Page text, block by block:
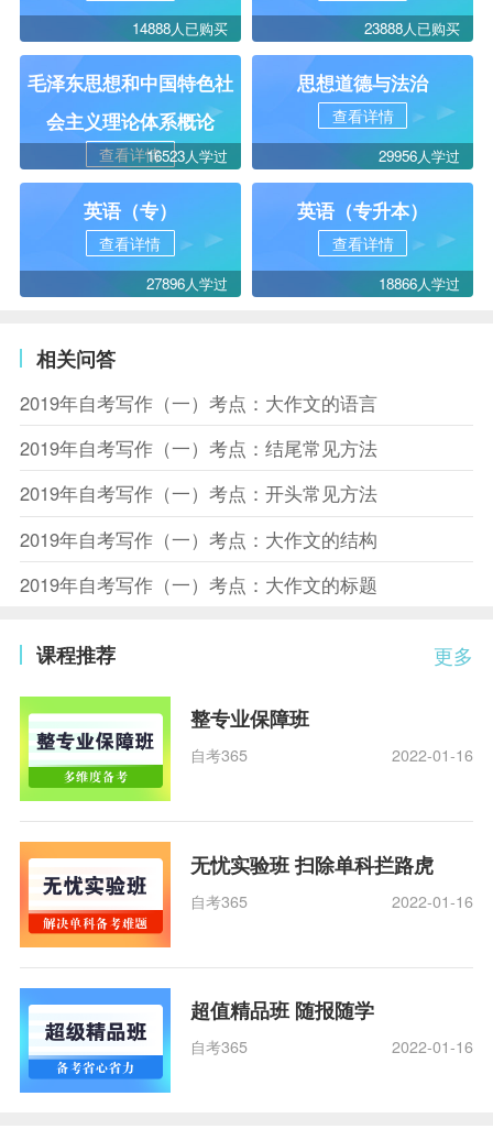
14888人已购买 23888人已购买
毛泽东思想和中国特色社
会主义理论体系概论
查看详情16523人学过
思想道德与法治
查看详情
29956人学过
英语（专）
查看详情
27896人学过
英语（专升本）
查看详情
18866人学过
相关问答
2019年自考写作（一）考点：大作文的语言
2019年自考写作（一）考点：结尾常见方法
2019年自考写作（一）考点：开头常见方法
2019年自考写作（一）考点：大作文的结构
2019年自考写作（一）考点：大作文的标题
更多
课程推荐
整专业保障班
自考365 2022-01-16
无忧实验班 扫除单科拦路虎
自考365 2022-01-16
超值精品班 随报随学
自考365 2022-01-16